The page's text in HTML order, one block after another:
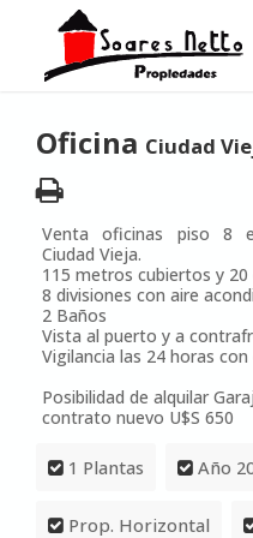
Oficina Ciudad
Venta oficinas piso 8
Ciudad Vieja.
115 metros cubiertos y
8 divisiones con aire
2 Baños
Vista al puerto y a
Vigilancia las 24 horas
Posibilidad de alquilar
contrato nuevo U$S 650
1 Plantas Año
Prop. Horizontal